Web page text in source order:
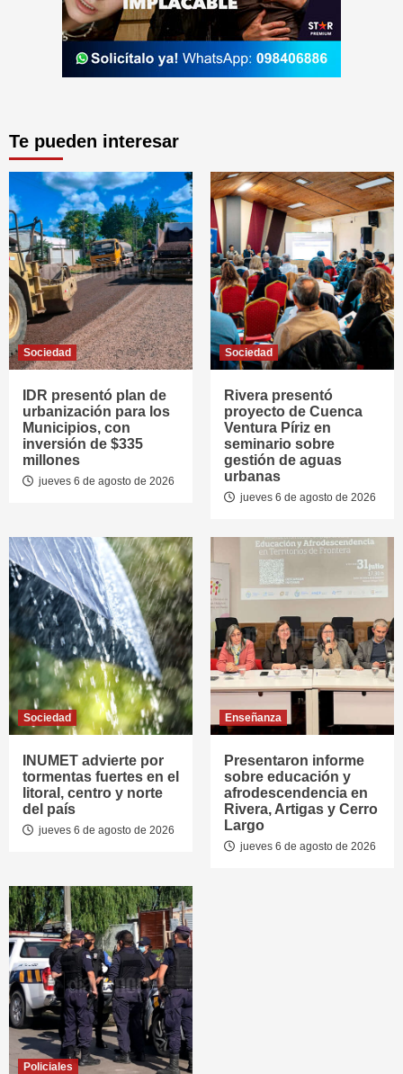
Te pueden interesar
Sociedad
IDR presentó plan de
urbanización para los
Municipios, con
inversión de $335
millones
jueves 6 de agosto de 2026
Sociedad
Rivera presentó
proyecto de Cuenca
Ventura Píriz en
seminario sobre
gestión de aguas
urbanas
jueves 6 de agosto de 2026
Sociedad
INUMET advierte por
tormentas fuertes en el
litoral, centro y norte
del país
jueves 6 de agosto de 2026
Enseñanza
Presentaron informe
sobre educación y
afrodescendencia en
Rivera, Artigas y Cerro
Largo
jueves 6 de agosto de 2026
Policiales